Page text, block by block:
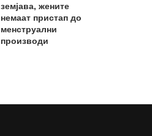
земјава, жените
немаат пристап до
менструални
производи